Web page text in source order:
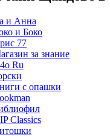
и Анна
и Боко
77
за знание
Ru
с опашки
Classics